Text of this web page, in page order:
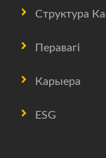
Структура
Перавагі
Карыера
ESG